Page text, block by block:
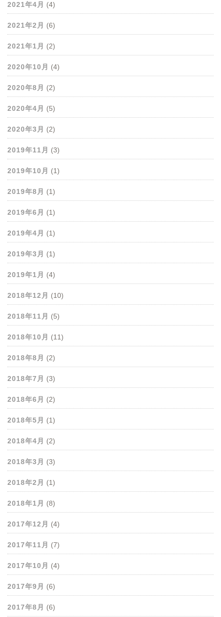
2021年4月 (4)
2021年2月 (6)
2021年1月 (2)
2020年10月 (4)
2020年8月 (2)
2020年4月 (5)
2020年3月 (2)
2019年11月 (3)
2019年10月 (1)
2019年8月 (1)
2019年6月 (1)
2019年4月 (1)
2019年3月 (1)
2019年1月 (4)
2018年12月 (10)
2018年11月 (5)
2018年10月 (11)
2018年8月 (2)
2018年7月 (3)
2018年6月 (2)
2018年5月 (1)
2018年4月 (2)
2018年3月 (3)
2018年2月 (1)
2018年1月 (8)
2017年12月 (4)
2017年11月 (7)
2017年10月 (4)
2017年9月 (6)
2017年8月 (6)